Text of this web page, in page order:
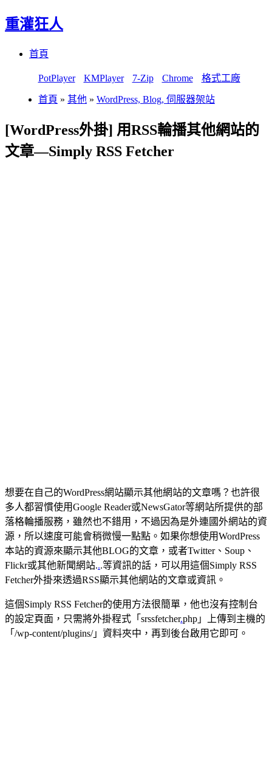
重灌狂人
首頁
PotPlayer KMPlayer 7-Zip Chrome 格式工廠
首頁 » 其他 » WordPress, Blog, 伺服器架站
[WordPress外掛] 用RSS輪播其他網站的
文章—Simply RSS Fetcher
想要在自己的WordPress網站顯示其他網站的文章嗎？也許很
多人都習慣使用Google Reader或NewsGator等網站所提供的部
落格輪播服務，雖然也不錯用，不過因為是外連國外網站的資
源，所以速度可能會稍微慢一點點。如果你想使用WordPress
本站的資源來顯示其他BLOG的文章，或者Twitter、Soup、
Flickr或其他新聞網站...等資訊的話，可以用這個Simply RSS
Fetcher外掛來透過RSS顯示其他網站的文章或資訊。
這個Simply RSS Fetcher的使用方法很簡單，他也沒有控制台
的設定頁面，只需將外掛程式「srssfetcher.php」上傳到主機的
「/wp-content/plugins/」資料夾中，再到後台啟用它即可。